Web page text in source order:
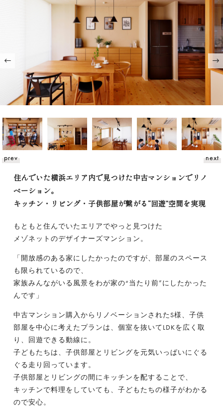
prev next
住んでいた横浜エリア内で見つけた中古マンションでリノ
ベーション。
キッチン・リビング・子供部屋が繋がる“回遊”空間を実現
もともと住んでいたエリアでやっと見つけた
メゾネットのデザイナーズマンション。
「開放感のある家にしたかったのですが、部屋のスペース
も限られているので、
家族みんながいる風景をわが家の“当たり前”にしたかった
んです」
中古マンション購入からリノベーションされたS様、子供
部屋を中心に考えたプランは、個室を抜いてLDKを広く取
り、回遊できる動線に。
子どもたちは、子供部屋とリビングを元気いっぱいにぐる
ぐる走り回っています。
子供部屋とリビングの間にキッチンを配することで、
キッチンで料理をしていても、子どもたちの様子がわかる
ので安心。